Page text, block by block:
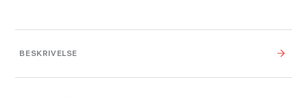
BESKRIVELSE